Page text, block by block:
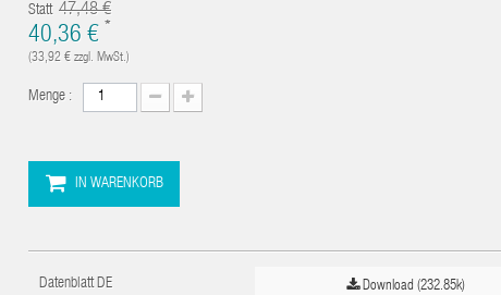
Statt 47,48 €
40,36 € *
(33,92 € zzgl. MwSt.)
Menge :
IN WARENKORB
Datenblatt DE Download (232.85k)